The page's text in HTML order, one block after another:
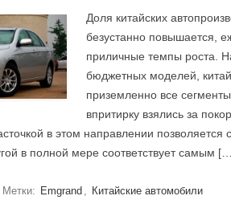
Доля китайских
безустанно повышается,
приличные темпы роста.
бюджетных моделей,
приземленно все
впритирку взялись за
в этом направлении позволяется
в полной мере соответствует самым
Метки: Emgrand , Китайские автомобили